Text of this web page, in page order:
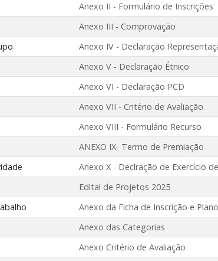
Anexo II - Formulário de Inscrições
Anexo III - Comprovação
Anexo IV - Declaração
Anexo V - Declaração Étnico
Anexo VI - Declaração PCD
Anexo VII - Critério de Avaliação
Anexo VIII - Formulário Recurso
ANEXO IX- Termo de Premiação
Anexo X - Declração de Exercício
Edital de Projetos 2025
Anexo da Ficha de Inscrição e
Anexo das Categorias
Anexo Critério de Avaliação